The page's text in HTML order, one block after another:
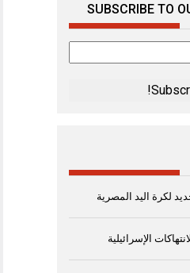
SUBSCRIBE TO
لكرة اليد المصرية
الإسرائيلية